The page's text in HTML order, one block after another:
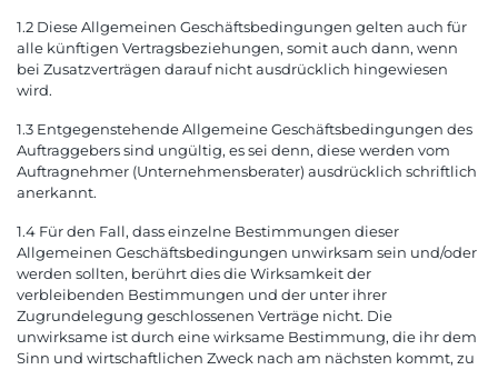
1.2 Diese Allgemeinen Geschäftsbedingungen gelten auch für
alle künftigen Vertragsbeziehungen, somit auch dann, wenn
bei Zusatzverträgen darauf nicht ausdrücklich hingewiesen
wird.
1.3 Entgegenstehende Allgemeine Geschäftsbedingungen des
Auftraggebers sind ungültig, es sei denn, diese werden vom
Auftragnehmer (Unternehmensberater) ausdrücklich schriftlich
anerkannt.
1.4 Für den Fall, dass einzelne Bestimmungen dieser
Allgemeinen Geschäftsbedingungen unwirksam sein und/oder
werden sollten, berührt dies die Wirksamkeit der
verbleibenden Bestimmungen und der unter ihrer
Zugrundelegung geschlossenen Verträge nicht. Die
unwirksame ist durch eine wirksame Bestimmung, die ihr dem
Sinn und wirtschaftlichen Zweck nach am nächsten kommt, zu